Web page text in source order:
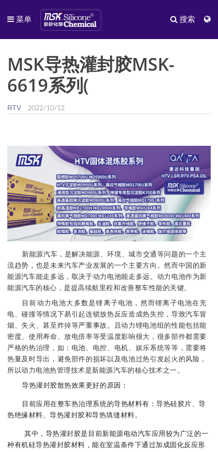
菜单 搜索
MSK导热灌封胶MSK-
6619系列(
RTV 2022/10/12
新能源汽车，是解决能源、环境、城市交通等问题的一个主
流趋势，也是未来汽车产业发展的一个主要方向。然而中国的新
能源汽车能走多远，取决于动力电池能走多远。动力电池作为新
能源汽车的核心，是提高续航里程和改善整车性能的关键。
目前动力电池大多数是锂离子电池，然而锂离子电池在充
电、碰撞等情况下易引起连锁放热反应造成热失控，导致汽车冒
烟、失火、甚至炸掉等严重事故。且动力锂电池组的性能包括能
密度、使用寿命、放电倍率等受温度影响很大，很多部件都需要
严格的热治理，如：电池、电控、电机、娱乐系统等等，需要将
热量及时导出，避免部件的损坏以及电池过热引发起火的风险，
所以动力电池热管理技术是新能源汽车的核心技术之一。
导热灌封胶散热效果更好的原因：
目前应用在整车热治理系统的导热材料有：导热硅胶片、导
热绝缘材料、导热灌封胶和导热填缝材料。
其中，导热灌封胶是目前新能源电动汽车应用较为广泛的一
种有机硅导热灌封胶材料，能在室温条件下通过加成固化反应形